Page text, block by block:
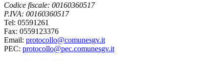
Codice fiscale: 00160360517
P.IVA: 00160360517
Tel: 05591261
Fax: 0559123376
Email: protocollo@comunesgv.it
PEC: protocollo@pec.comunesgv.it